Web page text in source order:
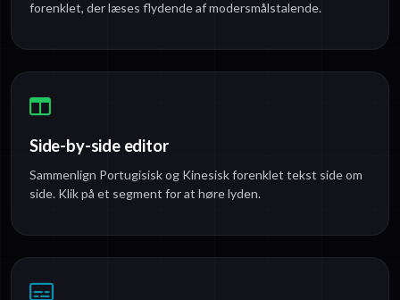
forenklet, der læses flydende af modersmålstalende.
Side-by-side editor
Sammenlign Portugisisk og Kinesisk forenklet tekst side om
side. Klik på et segment for at høre lyden.